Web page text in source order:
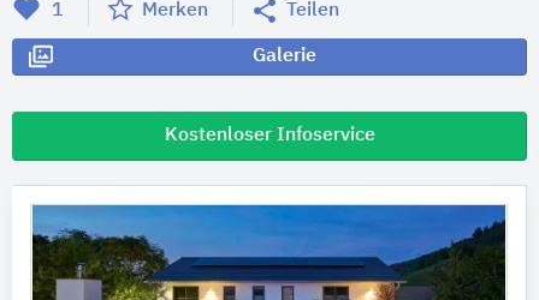
1 Merken Teilen
Galerie
Kostenloser Infoservice